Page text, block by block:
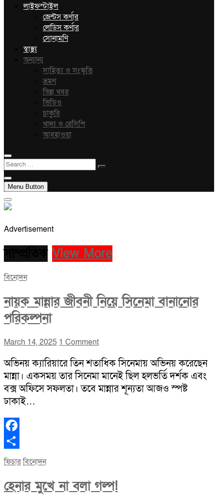
লাইফস্টাইল
জেন্টস কর্ণার
লেডিস কর্ণার
সোনামণি
স্বাস্থ্য
অন্যান্য
সাহিত্য ও সংস্কৃতি
ভ্রমণ
ভিন্ন খবর
ভিডিও
চাকুরি
খাদ্য ও রেসিপি
আবহাওয়া
Search
…
Menu Button
Advertisement
View More
বিনোদন
নায়ক মান্নার জীবনী নিয়ে সিনেমা বানানোর
পরিকল্পনা
March 14, 2025 1 Comment
অভিনয় ক্যারিয়ারে তিন শতাধিক সিনেমায় অভিনয় করেছেন
মান্না। একসময় তার সিনেমা মানেই ছিল হলভর্তি দর্শক এবং
বক্স অফিসে সফলতা। তবে মান্নার শূন্যতা আজও স্পষ্ট
ঢাকাই…
Facebook
Share
ফিচারবিনোদন
হেনার মুখে না বলা গল্প!